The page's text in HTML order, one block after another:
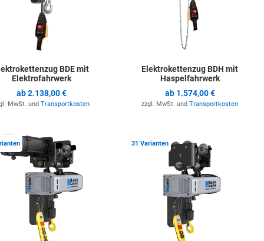
BDE mit
Elektrofahrwerk
ab2.138,00 €
MwSt. und Transportkosten
Elektrokettenzug BDH mit
Haspelfahrwerk
ab 1.574,00 €
zzgl. MwSt. und Transportkosten
hinzufügen Zur Merkliste hinzufügen
31 Varianten